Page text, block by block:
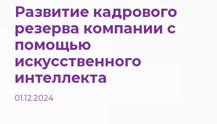
Развитие кадрового
резерва компании с
помощью
искусственного
интеллекта
01.12.2024